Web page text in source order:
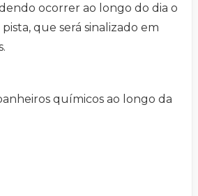
ocorrer ao longo do dia o
que será sinalizado em
químicos ao longo da